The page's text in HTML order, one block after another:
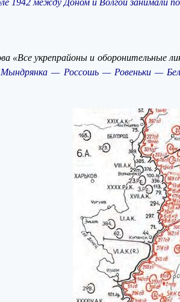
1942 между Доном и Волгой занимали
«Все укрепрайоны и оборонительные
— Россошь — Ровеньки —